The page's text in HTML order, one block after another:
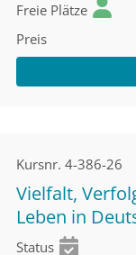
Freie Plätze
Preis
Kursnr. 4-386-26
Vielfalt,
Leben in
Status